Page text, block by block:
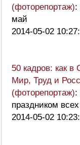
(фоторепортаж):
май
2014-05-02
50 кадров: как в
Мир, Труд и
(фоторепортаж):
праздником всех
2014-05-02